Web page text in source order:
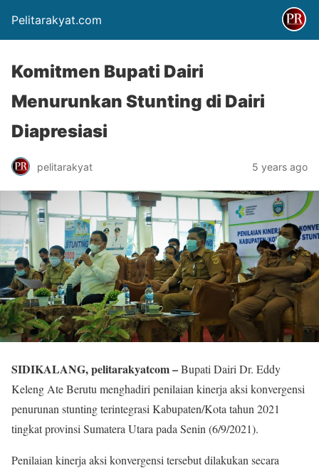
Pelitarakyat.com
Komitmen Bupati Dairi
Menurunkan Stunting di Dairi
Diapresiasi
pelitarakyat 5 years ago
SIDIKALANG, pelitarakyatcom –Bupati Dairi Dr. Eddy
Keleng Ate Berutu menghadiri penilaian kinerja aksi konvergensi
penurunan stunting terintegrasi Kabupaten/Kota tahun 2021
tingkat provinsi Sumatera Utara pada Senin (6/9/2021).
Penilaian kinerja aksi konvergensi tersebut dilakukan secara